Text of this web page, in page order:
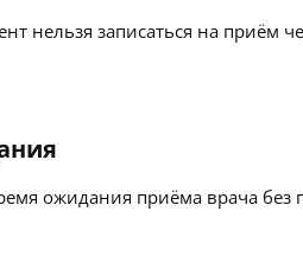
нельзя записаться на приём
ожидания приёма врача без